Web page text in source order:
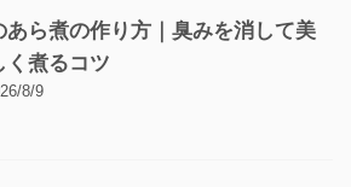
あら煮の作り方｜臭みを消して美
く煮るコツ
8/9